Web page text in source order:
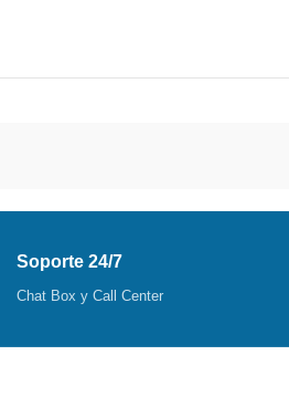
Soporte 24/7
Chat Box y Call Center